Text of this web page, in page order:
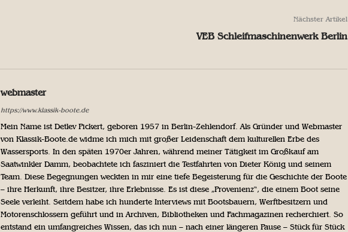
Nächster Artikel
VEB Schleifmaschinenwerk Berlin
webmaster
https://www.klassik-boote.de
Mein Name ist Detlev Pickert, geboren 1957 in Berlin-Zehlendorf. Als Gründer und Webmaster
von Klassik-Boote.de widme ich mich mit großer Leidenschaft dem kulturellen Erbe des
Wassersports. In den späten 1970er Jahren, während meiner Tätigkeit im Großkauf am
Saatwinkler Damm, beobachtete ich fasziniert die Testfahrten von Dieter König und seinem
Team. Diese Begegnungen weckten in mir eine tiefe Begeisterung für die Geschichte der Boote
– ihre Herkunft, ihre Besitzer, ihre Erlebnisse. Es ist diese „Provenienz“, die einem Boot seine
Seele verleiht. Seitdem habe ich hunderte Interviews mit Bootsbauern, Werftbesitzern und
Motorenschlossern geführt und in Archiven, Bibliotheken und Fachmagazinen recherchiert. So
entstand ein umfangreiches Wissen, das ich nun – nach einer längeren Pause – Stück für Stück